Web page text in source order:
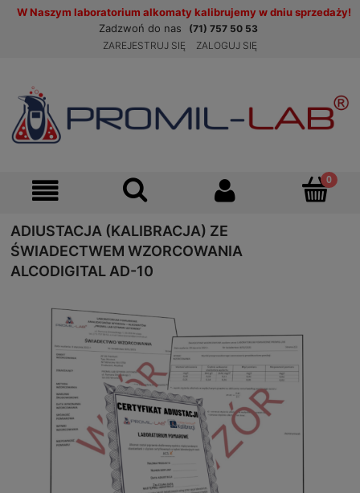
W Naszym laboratorium alkomaty kalibrujemy w dniu sprzedaży!
Zadzwoń do nas
(71) 757 50 53
ZAREJESTRUJ SIĘ
ZALOGUJ SIĘ
ADIUSTACJA (KALIBRACJA) ZE
ŚWIADECTWEM WZORCOWANIA
ALCODIGITAL AD-10